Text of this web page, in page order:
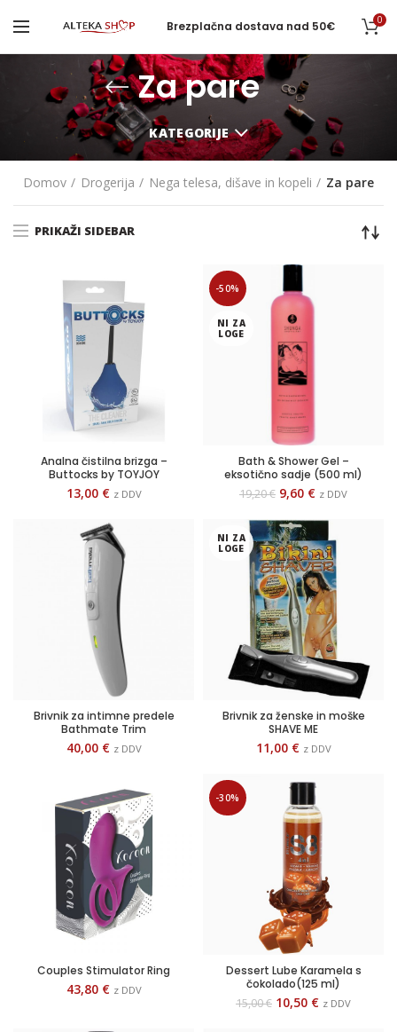
Brezplačna dostava nad 50€ 0
Za pare
KATEGORIJE
Domov Drogerija Nega telesa, dišave in kopeli Za pare
PRIKAŽI SIDEBAR
Analna čistilna brizga –
Buttocks by TOYJOY
13,00 € z DDV
-50%
NI ZA
LOGE
Bath & Shower Gel –
eksotično sadje (500 ml)
19,20€ 9,60 € z DDV
Brivnik za intimne predele
Bathmate Trim
40,00 € z DDV
NI ZA
LOGE
Brivnik za ženske in moške
SHAVE ME
11,00 € z DDV
Couples Stimulator Ring
43,80 € z DDV
-30%
Dessert Lube Karamela s
čokolado(125 ml)
15,00€ 10,50 € z DDV